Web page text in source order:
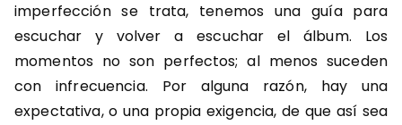
imperfección se trata, tenemos una guía para
escuchar y volver a escuchar el álbum. Los
momentos no son perfectos; al menos suceden
con infrecuencia. Por alguna razón, hay una
expectativa, o una propia exigencia, de que así sea